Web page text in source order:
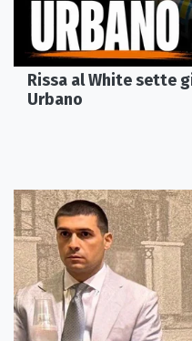
Rissa al White sette
Urbano